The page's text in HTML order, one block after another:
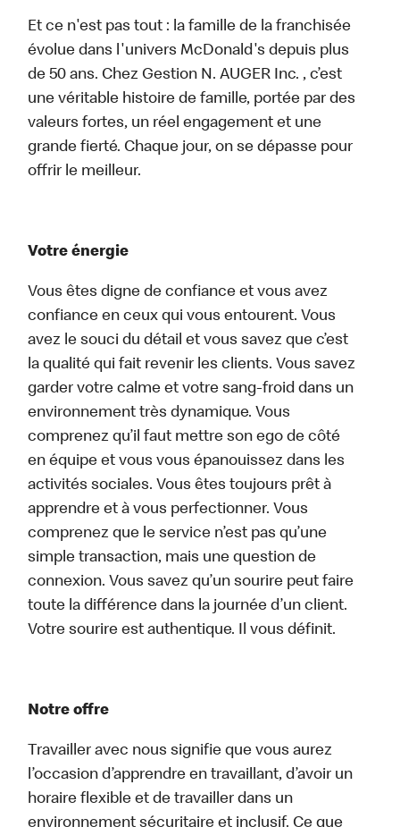
Et ce n'est pas tout : la famille de la franchisée
évolue dans l'univers McDonald's depuis plus
de 50 ans. Chez Gestion N. AUGER Inc. , c’est
une véritable histoire de famille, portée par des
valeurs fortes, un réel engagement et une
grande fierté. Chaque jour, on se dépasse pour
offrir le meilleur.
Votre énergie
Vous êtes digne de confiance et vous avez
confiance en ceux qui vous entourent. Vous
avez le souci du détail et vous savez que c’est
la qualité qui fait revenir les clients. Vous savez
garder votre calme et votre sang-froid dans un
environnement très dynamique. Vous
comprenez qu’il faut mettre son ego de côté
en équipe et vous vous épanouissez dans les
activités sociales. Vous êtes toujours prêt à
apprendre et à vous perfectionner. Vous
comprenez que le service n’est pas qu’une
simple transaction, mais une question de
connexion. Vous savez qu’un sourire peut faire
toute la différence dans la journée d’un client.
Votre sourire est authentique. Il vous définit.
Notre offre
Travailler avec nous signifie que vous aurez
l’occasion d’apprendre en travaillant, d’avoir un
horaire flexible et de travailler dans un
environnement sécuritaire et inclusif. Ce que